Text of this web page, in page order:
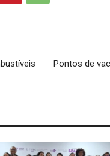
Pontos de